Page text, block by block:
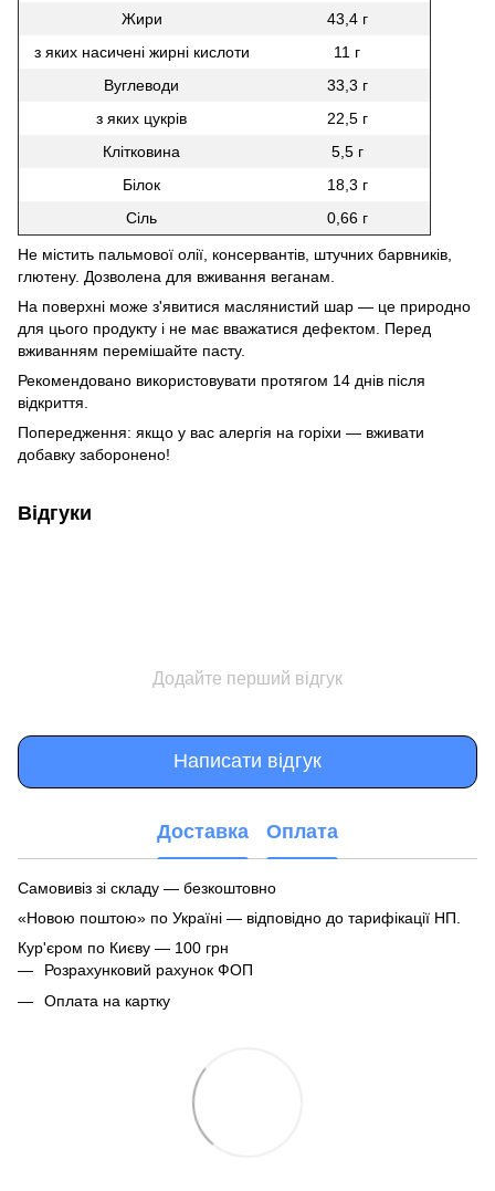
Жири
43,4 г
з яких насичені жирні кислоти
11 г
Вуглеводи
33,3 г
з яких цукрів
22,5 г
Клітковина
5,5 г
Білок
18,3 г
Сіль
0,66 г
Не містить пальмової олії, консервантів, штучних барвників,
глютену. Дозволена для вживання веганам.
На поверхні може з'явитися маслянистий шар — це природно
для цього продукту і не має вважатися дефектом. Перед
вживанням перемішайте пасту.
Рекомендовано використовувати протягом 14 днів після
відкриття.
Попередження: якщо у вас алергія на горіхи — вживати
добавку заборонено!
Відгуки
Додайте перший відгук
Написати відгук
Доставка Оплата
Самовивіз зі складу — безкоштовно
«Новою поштою» по Україні — відповідно до тарифікації НП.
Кур'єром по Києву — 100 грн
Розрахунковий рахунок ФОП
Оплата на картку